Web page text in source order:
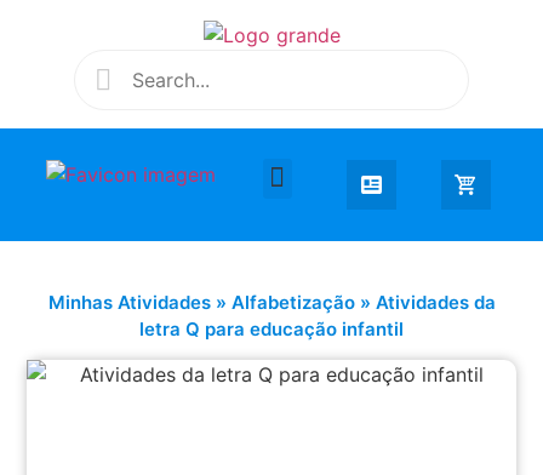
Minhas Atividades» Alfabetização» Atividades da
letra Q para educação infantil